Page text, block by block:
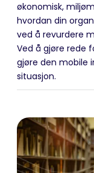
økonomisk,
hvordan din
ved å revurdere
Ved å gjøre rede
gjøre den mobile
situasjon.